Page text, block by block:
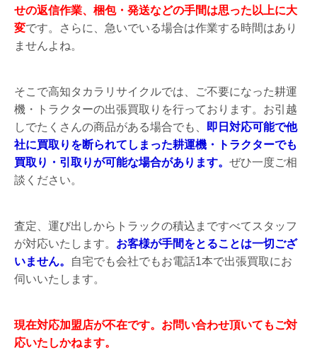
せの返信作業、梱包・発送などの手間は思った以上に大
変です。さらに、急いでいる場合は作業する時間はあり
ませんよね。
そこで高知タカラリサイクルでは、ご不要になった耕運
機・トラクターの出張買取りを行っております。お引越
しでたくさんの商品がある場合でも、
即日対応可能で他
社に買取りを断られてしまった耕運機・トラクターでも
買取り・引取りが可能な場合があります。 ぜひ一度ご相
談ください。
査定、運び出しからトラックの積込まですべてスタッフ
が対応いたします。 お客様が手間をとることは一切ござ
いません。
自宅でも会社でもお電話1本で出張買取にお
伺いいたします。
現在対応加盟店が不在です。お問い合わせ頂いてもご対
応いたしかねます。